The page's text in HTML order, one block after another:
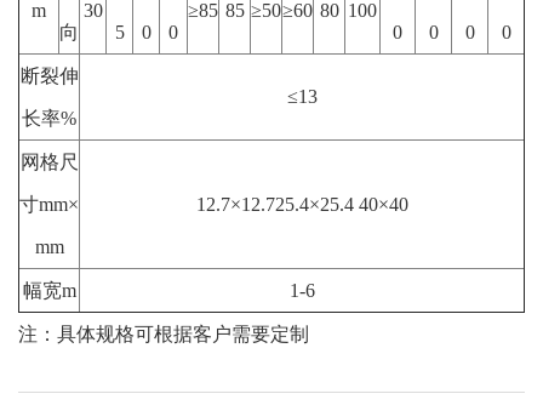
m
向
30
5 0 0
≥85 85 ≥50≥60 80 100
0 0 0 0
断裂伸
长率%
≤13
网格尺
寸mm×
mm
12.7×12.725.4×25.4 40×40
幅宽m 1-6
注：具体规格可根据客户需要定制